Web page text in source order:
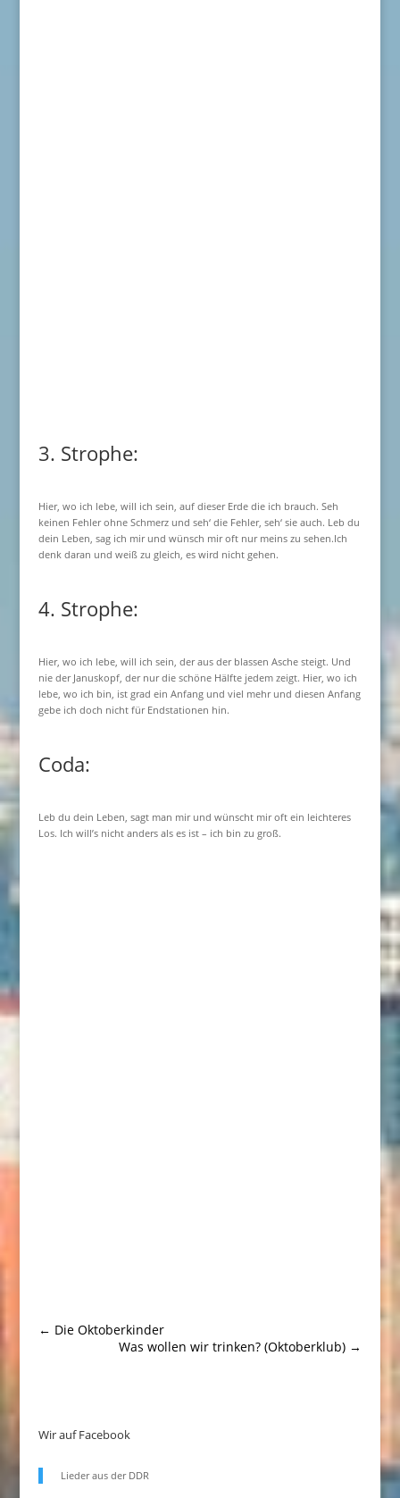
3. Strophe:
Hier, wo ich lebe, will ich sein, auf dieser Erde die ich brauch. Seh
keinen Fehler ohne Schmerz und seh‘ die Fehler, seh‘ sie auch. Leb du
dein Leben, sag ich mir und wünsch mir oft nur meins zu sehen.Ich
denk daran und weiß zu gleich, es wird nicht gehen.
4. Strophe:
Hier, wo ich lebe, will ich sein, der aus der blassen Asche steigt. Und
nie der Januskopf, der nur die schöne Hälfte jedem zeigt. Hier, wo ich
lebe, wo ich bin, ist grad ein Anfang und viel mehr und diesen Anfang
gebe ich doch nicht für Endstationen hin.
Coda:
Leb du dein Leben, sagt man mir und wünscht mir oft ein leichteres
Los. Ich will’s nicht anders als es ist – ich bin zu groß.
← Die Oktoberkinder
Was wollen wir trinken? (Oktoberklub) →
Wir auf Facebook
Lieder aus der DDR